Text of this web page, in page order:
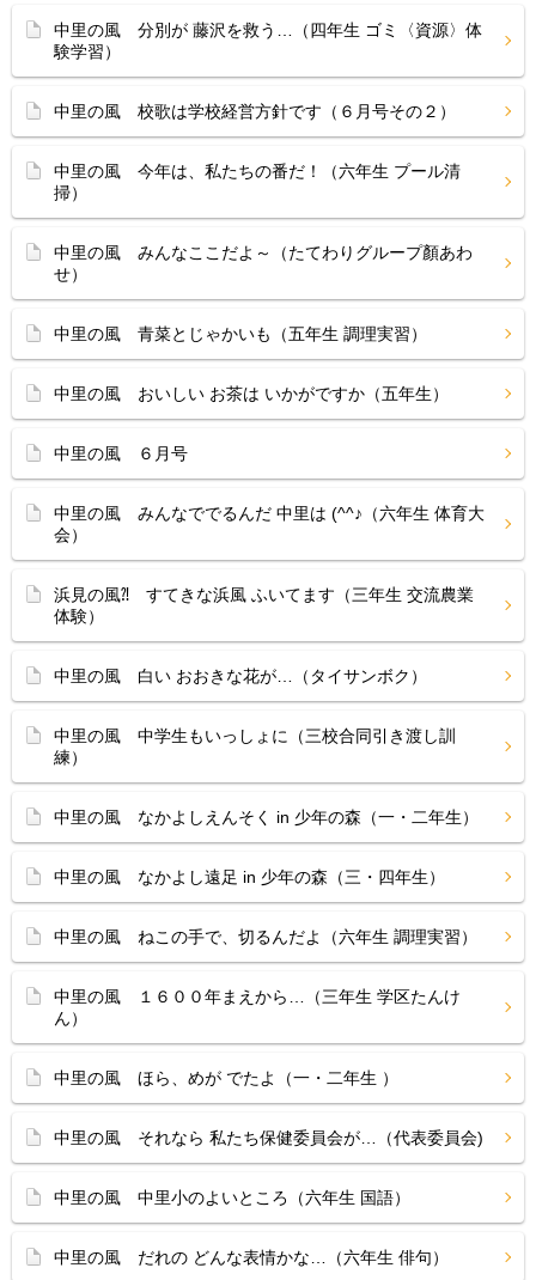
中里の風 分別が 藤沢を救う…（四年生 ゴミ〈資源〉体
験学習）
中里の風 校歌は学校経営方針です（６月号その２）
中里の風 今年は、私たちの番だ！（六年生 プール清
掃）
中里の風 みんなここだよ～（たてわりグループ顏あわ
せ）
中里の風 青菜とじゃかいも（五年生 調理実習）
中里の風 おいしい お茶は いかがですか（五年生）
中里の風 ６月号
中里の風 みんなででるんだ 中里は (^^♪（六年生 体育大
会）
浜見の風⁈ すてきな浜風 ふいてます（三年生 交流農業
体験）
中里の風 白い おおきな花が…（タイサンボク）
中里の風 中学生もいっしょに（三校合同引き渡し訓
練）
中里の風 なかよしえんそく in 少年の森（一・二年生）
中里の風 なかよし遠足 in 少年の森（三・四年生）
中里の風 ねこの手で、切るんだよ（六年生 調理実習）
中里の風 １６００年まえから…（三年生 学区たんけ
ん）
中里の風 ほら、めが でたよ（一・二年生 ）
中里の風 それなら 私たち保健委員会が…（代表委員会)
中里の風 中里小のよいところ（六年生 国語）
中里の風 だれの どんな表情かな…（六年生 俳句）